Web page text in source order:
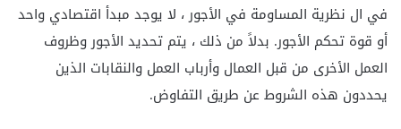
في ال نظرية المساومة في الأجور ، لا يوجد مبدأ اقتصادي واحد
أو قوة تحكم الأجور. بدلاً من ذلك ، يتم تحديد الأجور وظروف
العمل الأخرى من قبل العمال وأرباب العمل والنقابات الذين
يحددون هذه الشروط عن طريق التفاوض.